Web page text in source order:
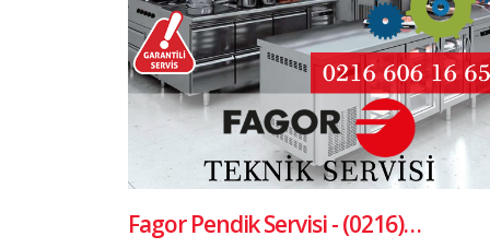
Fagor Pendik Servisi - (0216)…